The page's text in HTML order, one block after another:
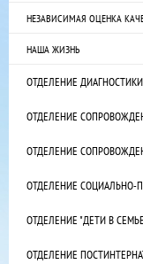
НЕЗАВИСИМАЯ ОЦЕНКА
НАША ЖИЗНЬ
ОТДЕЛЕНИЕ
ОТДЕЛЕНИЕ
ОТДЕЛЕНИЕ
ОТДЕЛЕНИЕ
ОТДЕЛЕНИЕ "ДЕТИ В
ОТДЕЛЕНИЕ